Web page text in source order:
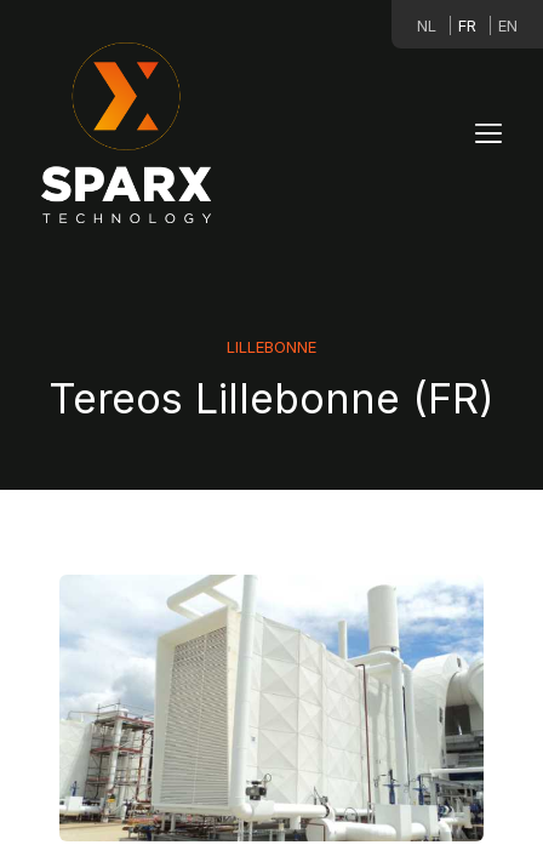
NL FR EN
LILLEBONNE
Tereos Lillebonne (FR)